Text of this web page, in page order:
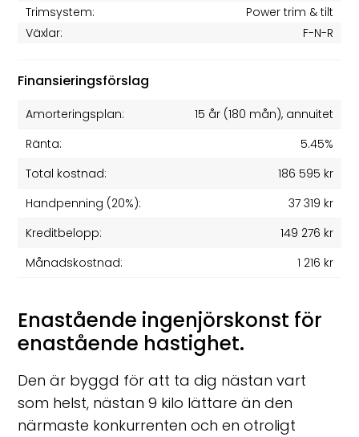
Trimsystem:
Power trim & tilt
Växlar:
F-N-R
Finansieringsförslag
Amorteringsplan: 15 år(180 mån), annuitet
Ränta:
5.45%
Total kostnad:
186 595 kr
Handpenning (20%):
37 319 kr
Kreditbelopp:
149 276 kr
Månadskostnad:
1 216 kr
Enastående ingenjörskonst för
enastående hastighet.
Den är byggd för att ta dig nästan vart
som helst, nästan 9 kilo lättare än den
närmaste konkurrenten och en otroligt